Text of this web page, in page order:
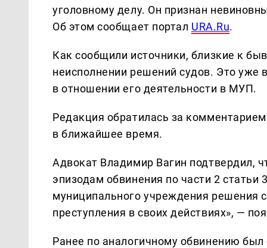
уголовному делу. Он признан
Об этом сообщает портал URA.Ru.
Как сообщили источники, близкие к
неисполнении решений судов. Это уже
в отношении его деятельности в МУП.
Редакция обратилась за
в ближайшее время.
Адвокат Владимир Вагин подтвердил,
эпизодам обвинения по части 2
муниципального учреждения решения
преступления в своих действиях», —
Ранее по аналогичному обвинению